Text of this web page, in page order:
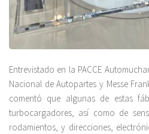
Entrevistado en la PACCE
Nacional de Autopartes y Messe
comentó que algunas de estas
turbocargadores, así como de
rodamientos, y direcciones,